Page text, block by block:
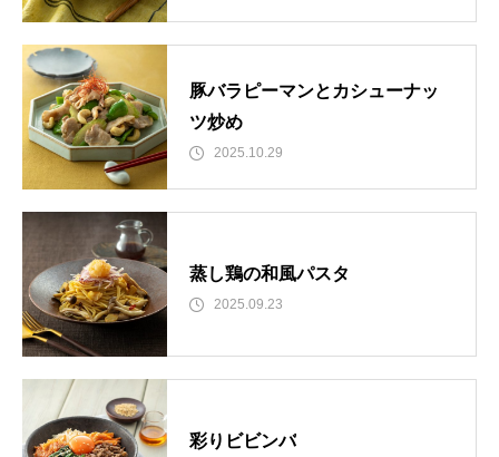
豚バラピーマンとカシューナッ
ツ炒め
2025.10.29
蒸し鶏の和風パスタ
2025.09.23
彩りビビンバ